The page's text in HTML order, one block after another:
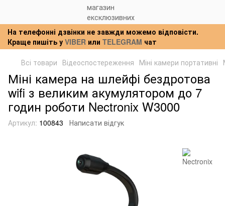
На телефонні дзвінки не завжди можемо відповісти.
Краще пишіть у VIBER или TELEGRAM чат
Всі товари Відеоспостереження Міні камери портативні
Міні камера на шлейфі бездротова
wifi з великим акумулятором до 7
годин роботи Nectronix W3000
Артикул: 100843 Написати відгук